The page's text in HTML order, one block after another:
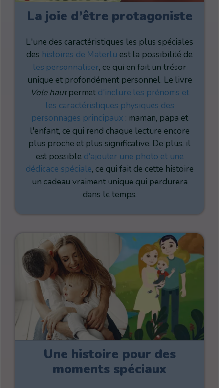
La joie d’être protagoniste
L'une des caractéristiques les plus spéciales
des histoires de Materlu est la possibilité de
les personnaliser, ce qui en fait un trésor
unique et profondément personnel. Le livre
Vole hautpermet d'inclure les prénoms et
les caractéristiques physiques des
personnages principaux : maman, papa et
l'enfant, ce qui rend chaque lecture encore
plus proche et plus significative. De plus, il
est possible d'ajouter une photo et une
dédicace spéciale, ce qui fait de cette histoire
un cadeau vraiment unique qui perdurera
dans le temps.
Une histoire pour des
moments spéciaux